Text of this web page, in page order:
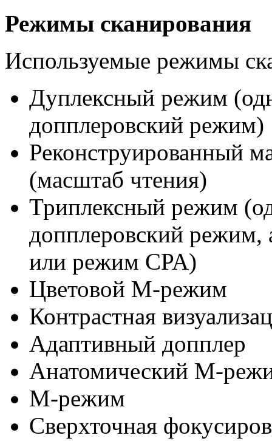
Режимы сканирования
Используемые режимы
Дуплексный режим
допплеровский режим)
Реконструированный
(масштаб чтения)
Триплексный режим
допплеровский режим,
или режим CPA)
Цветовой M-режим
Контрастная
Адаптивный допплер
Анатомический M-
M-режим
Сверхточная